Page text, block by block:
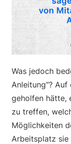
Was jedoch
Anleitung“?
geholfen hätte,
zu treffen,
Möglichkeiten
Arbeitsplatz sie